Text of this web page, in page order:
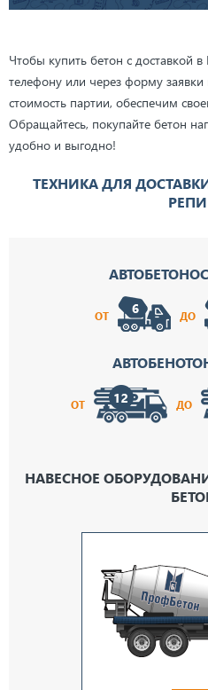
Чтобы купить бетон с доставкой
телефону или через форму заявки
стоимость партии, обеспечим
Обращайтесь, покупайте бетон
удобно и выгодно!
ТЕХНИКА ДЛЯ
ОТ ДО
ОТ ДО
НАВЕСНОЕ